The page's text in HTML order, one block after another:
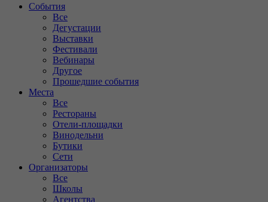
События
Все
Дегустации
Выставки
Фестивали
Вебинары
Другое
Прошедшие события
Места
Все
Рестораны
Отели-площадки
Винодельни
Бутики
Сети
Организаторы
Все
Школы
Агентства